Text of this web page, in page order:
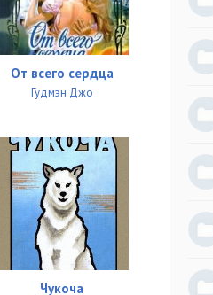
01:54
01:01
01:37
01:41
01:21
От всего сердца
Гудмэн Джо
Чукоча